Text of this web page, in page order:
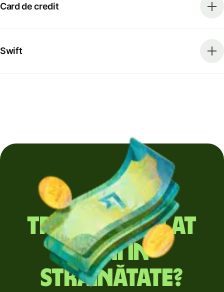
Card de credit
Swift
Trimiți regulat
bani în
străinătate?